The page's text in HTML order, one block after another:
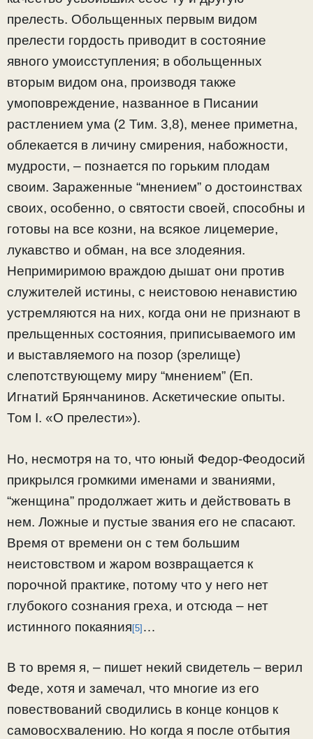
прелесть. Обольщенных первым видом
прелести гордость приводит в состояние
явного умоисступления; в обольщенных
вторым видом она, производя также
умоповреждение, названное в Писании
растлением ума (2 Тим. 3,8), менее приметна,
облекается в личину смирения, набожности,
мудрости, – познается по горьким плодам
своим. Зараженные “мнением” о достоинствах
своих, особенно, о святости своей, способны и
готовы на все козни, на всякое лицемерие,
лукавство и обман, на все злодеяния.
Непримиримою враждою дышат они против
служителей истины, с неистовою ненавистию
устремляются на них, когда они не признают в
прельщенных состояния, приписываемого им
и выставляемого на позор (зрелище)
слепотствующему миру “мнением” (Еп.
Игнатий Брянчанинов. Аскетические опыты.
Том I. «О прелести»).
Но, несмотря на то, что юный Федор-Феодосий
прикрылся громкими именами и званиями,
“женщина” продолжает жить и действовать в
нем. Ложные и пустые звания его не спасают.
Время от времени он с тем большим
неистовством и жаром возвращается к
порочной практике, потому что у него нет
глубокого сознания греха, и отсюда – нет
истинного покаяния[5] …
В то время я, – пишет некий свидетель – верил
Феде, хотя и замечал, что многие из его
повествований сводились в конце концов к
самовосхвалению. Но когда я после отбытия